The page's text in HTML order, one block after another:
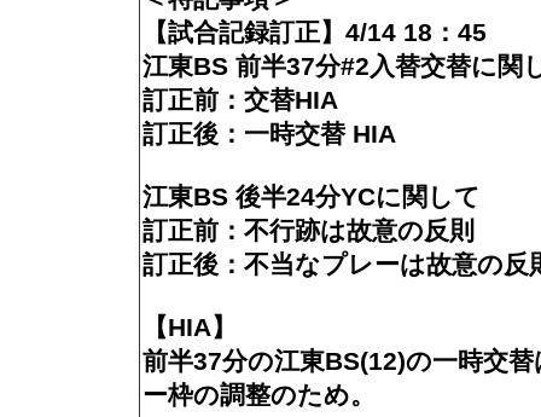
【試合記録訂正】4/14 18：45
江東BS 前半37分#2入替交替に関
訂正前：交替HIA
訂正後：一時交替 HIA
江東BS 後半24分YCに関して
訂正前：不行跡は故意の反則
訂正後：不当なプレーは故意の反
【HIA】
前半37分の江東BS(12)の⼀時交
ー枠の調整のため。